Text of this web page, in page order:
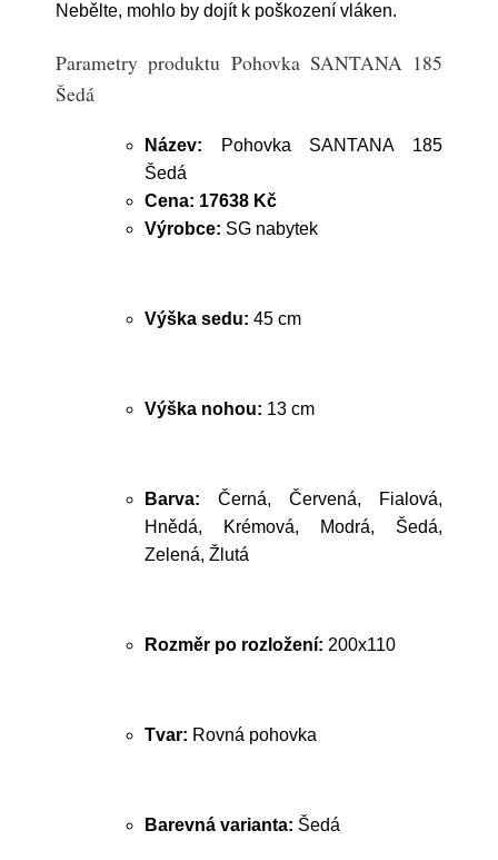
Nebělte, mohlo by dojít k poškození vláken.
Parametry produktu Pohovka SANTANA 185
Šedá
Název: Pohovka SANTANA 185
Šedá
Cena: 17638 Kč
Výrobce: SG nabytek
Výška sedu: 45 cm
Výška nohou: 13 cm
Barva: Černá, Červená, Fialová,
Hnědá, Krémová, Modrá, Šedá,
Zelená, Žlutá
Rozměr po rozložení: 200x110
Tvar: Rovná pohovka
Barevná varianta: Šedá